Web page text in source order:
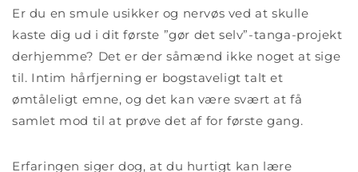
Er du en smule usikker og nervøs ved at skulle
kaste dig ud i dit første ”gør det selv”-tanga-projekt
derhjemme? Det er der såmænd ikke noget at sige
til. Intim hårfjerning er bogstaveligt talt et
ømtåleligt emne, og det kan være svært at få
samlet mod til at prøve det af for første gang.
Erfaringen siger dog, at du hurtigt kan lære